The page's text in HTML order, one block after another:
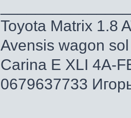
Toyota Matrix 1.8
Avensis wagon
Carina E XLI 4A-
0679637733